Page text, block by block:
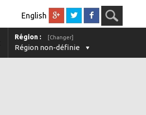
English
Région : [Changer]
Région non-définie